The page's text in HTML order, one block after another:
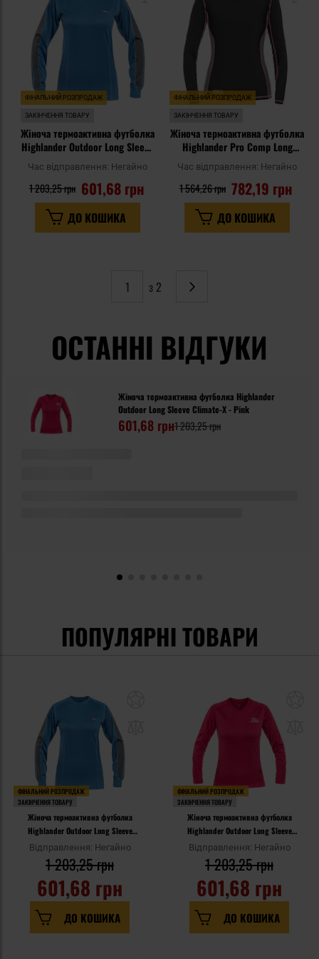
уподобань
ФІНАЛЬНИЙ РОЗПРОДАЖ
ЗАКІНЧЕННЯ ТОВАРУ
Жіноча термоактивна футболка
Highlander Outdoor Long Sleeve
Climate-X - Blue
Час відправлення: Негайно
601,68 грн
1 203,25 грн
ДО КОШИКА
ФІНАЛЬНИЙ РОЗПРОДАЖ
ЗАКІНЧЕННЯ ТОВАРУ
Жіноча термоактивна футболка
Highlander Pro Comp Long
Sleeve Top - Black/Grey
Час відправлення: Негайно
782,19 грн
1 564,26 грн
ДО КОШИКА
з 2
Сторінка
Наступне
ОСТАННІ ВІДГУКИ
Жіноча термоактивна футболка Highlander
Outdoor Long Sleeve Climate-X - Pink
601,68 грн1 203,25 грн
ПОПУЛЯРНІ ТОВАРИ
ФІНАЛЬНИЙ РОЗПРОДАЖ
ЗАКІНЧЕННЯ ТОВАРУ
Жіноча термоактивна футболка
Highlander Outdoor Long Sleeve
Climate-X - Blue
Відправлення: Негайно
601,68 грн
1 203,25 грн
ДО КОШИКА
ФІНАЛЬНИЙ РОЗПРОДАЖ
ЗАКІНЧЕННЯ ТОВАРУ
Жіноча термоактивна футболка
Highlander Outdoor Long Sleeve
Climate-X - Pink
Відправлення: Негайно
601,68 грн
1 203,25 грн
ДО КОШИКА